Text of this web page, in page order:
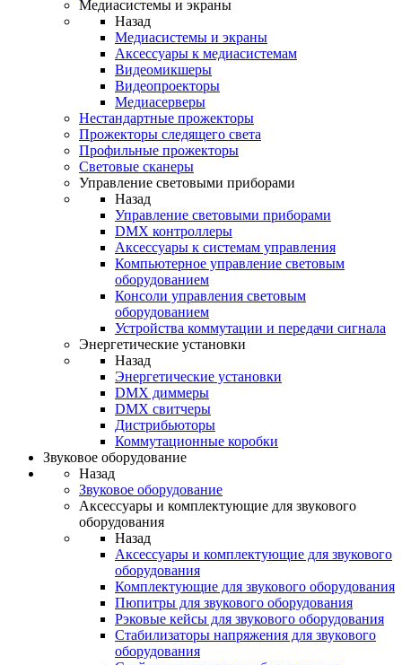
Медиасистемы и экраны
Назад
Медиасистемы и экраны
Аксессуары к медиасистемам
Видеомикшеры
Видеопроекторы
Медиасерверы
Нестандартные прожекторы
Прожекторы следящего света
Профильные прожекторы
Световые сканеры
Управление световыми приборами
Назад
Управление световыми приборами
DMX контроллеры
Аксессуары к системам управления
Компьютерное управление световым
оборудованием
Консоли управления световым
оборудованием
Устройства коммутации и передачи сигнала
Энергетические установки
Назад
Энергетические установки
DMX диммеры
DMX свитчеры
Дистрибьюторы
Коммутационные коробки
Звуковое оборудование
Назад
Звуковое оборудование
Аксессуары и комплектующие для звукового
оборудования
Назад
Аксессуары и комплектующие для звукового
оборудования
Комплектующие для звукового оборудования
Пюпитры для звукового оборудования
Рэковые кейсы для звукового оборудования
Стабилизаторы напряжения для звукового
оборудования